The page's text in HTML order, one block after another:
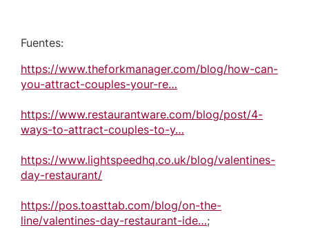
Fuentes:
https://www.theforkmanager.com/blog/how-can-
you-attract-couples-your-re…
https://www.restaurantware.com/blog/post/4-
ways-to-attract-couples-to-y…
https://www.lightspeedhq.co.uk/blog/valentines-
day-restaurant/
https://pos.toasttab.com/blog/on-the-
line/valentines-day-restaurant-ide…;